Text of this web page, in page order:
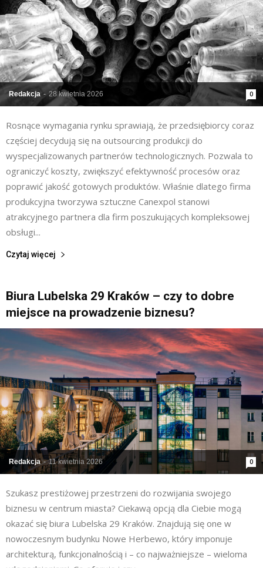
Redakcja - 28 kwietnia 2026 0
Rosnące wymagania rynku sprawiają, że przedsiębiorcy coraz
częściej decydują się na outsourcing produkcji do
wyspecjalizowanych partnerów technologicznych. Pozwala to
ograniczyć koszty, zwiększyć efektywność procesów oraz
poprawić jakość gotowych produktów. Właśnie dlatego firma
produkcyjna tworzywa sztuczne Canexpol stanowi
atrakcyjnego partnera dla firm poszukujących kompleksowej
obsługi...
Czytaj więcej
Biura Lubelska 29 Kraków – czy to dobre
miejsce na prowadzenie biznesu?
Redakcja - 11 kwietnia 2026 0
Szukasz prestiżowej przestrzeni do rozwijania swojego
biznesu w centrum miasta? Ciekawą opcją dla Ciebie mogą
okazać się biura Lubelska 29 Kraków. Znajdują się one w
nowoczesnym budynku Nowe Herbewo, który imponuje
architekturą, funkcjonalnością i – co najważniejsze – wieloma